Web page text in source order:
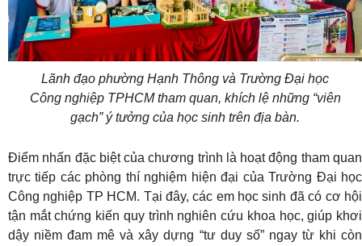
Lãnh đạo phường Hạnh Thông và Trường Đại học
Công nghiệp TPHCM tham quan, khích lệ những “viên
gạch” ý tưởng của học sinh trên địa bàn.
Điểm nhấn đặc biệt của chương trình là hoạt động tham quan
trực tiếp các phòng thí nghiệm hiện đại của Trường Đại học
Công nghiệp TP HCM. Tại đây, các em học sinh đã có cơ hội
tận mắt chứng kiến quy trình nghiên cứu khoa học, giúp khơi
dậy niềm đam mê và xây dựng “tư duy số” ngay từ khi còn